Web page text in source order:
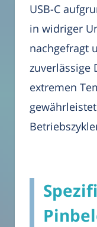
USB-C
in widriger
nachgefragt
zuverlässige
extremen